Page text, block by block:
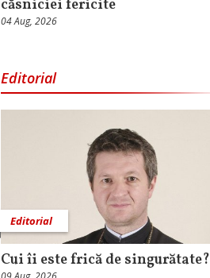
căsniciei fericite
04 Aug, 2026
Editorial
Editorial
Cui îi este frică de singurătate?